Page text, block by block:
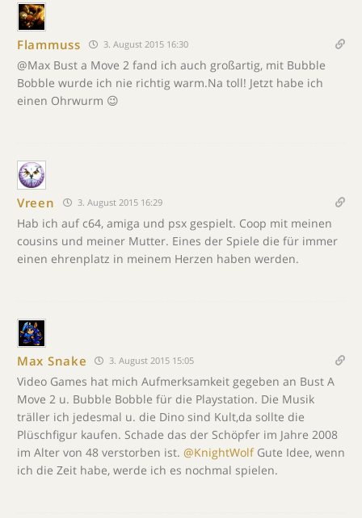
Flammuss 3. August 2015 16:30
@Max Bust a Move 2 fand ich auch großartig, mit Bubble
Bobble wurde ich nie richtig warm.Na toll! Jetzt habe ich
einen Ohrwurm 😉
Vreen 3. August 2015 16:29
Hab ich auf c64, amiga und psx gespielt. Coop mit meinen
cousins und meiner Mutter. Eines der Spiele die für immer
einen ehrenplatz in meinem Herzen haben werden.
Max Snake 3. August 2015 15:05
Video Games hat mich Aufmerksamkeit gegeben an Bust A
Move 2 u. Bubble Bobble für die Playstation. Die Musik
träller ich jedesmal u. die Dino sind Kult,da sollte die
Plüschfigur kaufen. Schade das der Schöpfer im Jahre 2008
im Alter von 48 verstorben ist. @KnightWolfGute Idee, wenn
ich die Zeit habe, werde ich es nochmal spielen.